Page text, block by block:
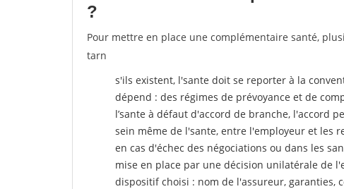
?
Pour mettre en place une complémentaire santé,
tarn
s'ils existent, l'sante doit se reporter à la
dépend : des régimes de prévoyance et de
l’sante à défaut d'accord de branche, l'accord
sein même de l'sante, entre l'employeur et les
en cas d'échec des négociations ou dans les
mise en place par une décision unilatérale de
dispositif choisi : nom de l'assureur, garanties,